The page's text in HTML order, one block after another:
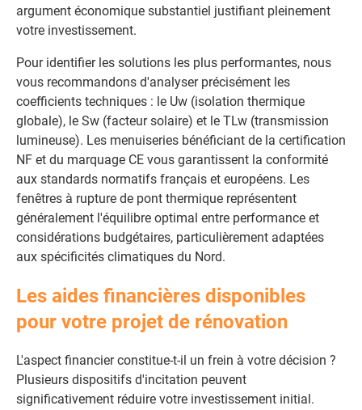
argument économique substantiel justifiant pleinement
votre investissement.
Pour identifier les solutions les plus performantes, nous
vous recommandons d'analyser précisément les
coefficients techniques : le Uw (isolation thermique
globale), le Sw (facteur solaire) et le TLw (transmission
lumineuse). Les menuiseries bénéficiant de la certification
NF et du marquage CE vous garantissent la conformité
aux standards normatifs français et européens. Les
fenêtres à rupture de pont thermique représentent
généralement l'équilibre optimal entre performance et
considérations budgétaires, particulièrement adaptées
aux spécificités climatiques du Nord.
Les aides financières disponibles
pour votre projet de rénovation
L'aspect financier constitue-t-il un frein à votre décision ?
Plusieurs dispositifs d'incitation peuvent
significativement réduire votre investissement initial.